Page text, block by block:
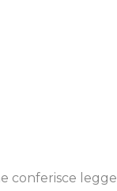
conferisce